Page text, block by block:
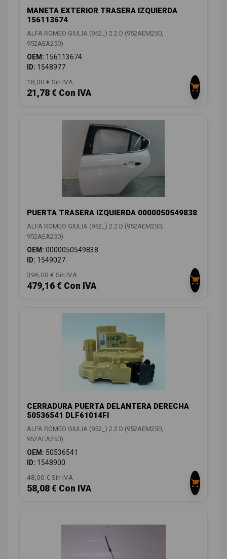
MANETA EXTERIOR TRASERA IZQUIERDA
156113674
ALFA ROMEO GIULIA (952_) 2.2 D (952AEM250,
952AEA250)
OEM: 156113674
ID: 1548977
18,00 € Sin IVA
21,78 € Con IVA
PUERTA TRASERA IZQUIERDA 0000050549838
ALFA ROMEO GIULIA (952_) 2.2 D (952AEM250,
952AEA250)
OEM: 0000050549838
ID: 1549027
396,00 € Sin IVA
479,16 € Con IVA
CERRADURA PUERTA DELANTERA DERECHA
50536541 DLF61014FI
ALFA ROMEO GIULIA (952_) 2.2 D (952AEM250,
952AEA250)
OEM: 50536541
ID: 1548900
48,00 € Sin IVA
58,08 € Con IVA